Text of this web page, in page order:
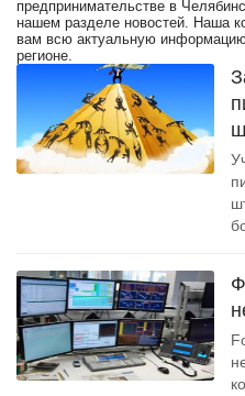
предпринимательстве в
нашем разделе новостей. Наша
вам всю актуальную
регионе.